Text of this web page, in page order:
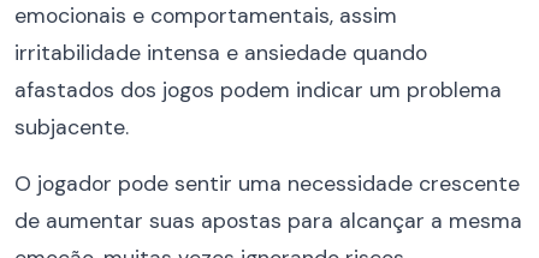
emocionais e comportamentais, assim
irritabilidade intensa e ansiedade quando
afastados dos jogos podem indicar um problema
subjacente.
O jogador pode sentir uma necessidade crescente
de aumentar suas apostas para alcançar a mesma